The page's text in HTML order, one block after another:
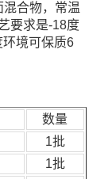
合物，常温
要求是-18度
境可保质6
数量
1批
1批